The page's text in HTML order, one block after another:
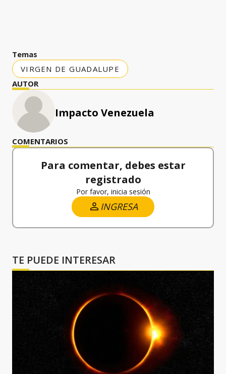
Temas
VIRGEN DE GUADALUPE
AUTOR
Impacto Venezuela
COMENTARIOS
Para comentar, debes estar
registrado
Por favor, inicia sesión
INGRESA
TE PUEDE INTERESAR